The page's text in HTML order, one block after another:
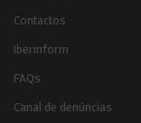
Contactos
Iberinform
FAQs
Canal de denúncias